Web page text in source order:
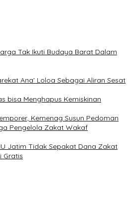
Tak Ikuti Budaya Barat Dalam
Ana’ Loloa Sebagai Aliran Sesat
bisa Menghapus Kemiskinan
Kemenag Susun Pedoman
Pengelola Zakat Wakaf
Jatim Tidak Sepakat Dana Zakat
Gratis